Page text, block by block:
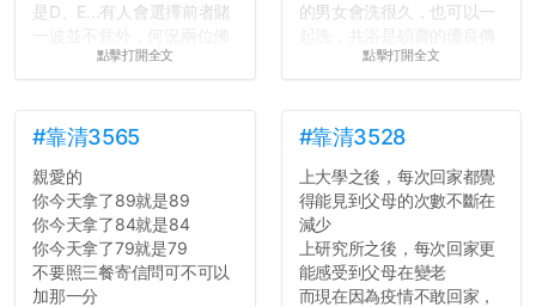
是D、E...有人會選擇前者賭
心教授看起來要輕輕放下
長作弊的風氣。
反正老人我明天就要搬離新
竹，之後如何發展與我無
關，就當最後一天發個牢騷
吧XD，祝學弟妹們修課順利
~~...
點擊打開全文
的男女會洗很久，也可以一
舍房間，都歡迎留言讓我知
道...
點擊打開全文
#靠清3565
親愛的
你今天拿了89就是89
你今天拿了84就是84
你今天拿了79就是79
不要照三餐寄信問可不可以
加那一分
#靠清3528
上大學之後，每次回家都覺
得能見到父母的次數不斷在
減少
上研究所之後，每次回家更
能感受到父母在變老
而現在因為疫情不敢回家，